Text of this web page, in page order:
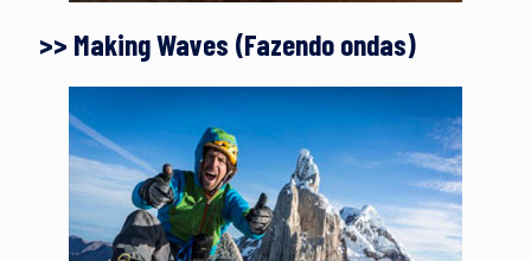
>> Making Waves (Fazendo ondas)